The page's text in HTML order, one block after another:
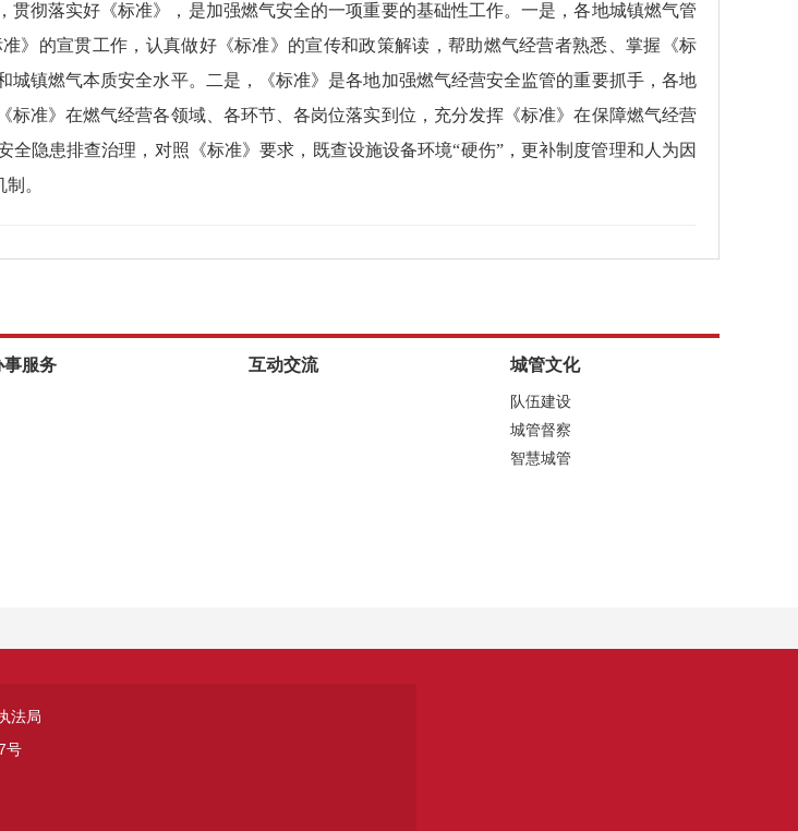
彻落实好《标准》，是加强燃气安全的一项重要的基础性工作。一是，各地城镇燃气管
》的宣贯工作，认真做好《标准》的宣传和政策解读，帮助燃气经营者熟悉、掌握《标
镇燃气本质安全水平。二是，《标准》是各地加强燃气经营安全监管的重要抓手，各地
准》在燃气经营各领域、各环节、各岗位落实到位，充分发挥《标准》在保障燃气经营
隐患排查治理，对照《标准》要求，既查设施设备环境“硬伤”，更补制度管理和人为因
。
事服务 互动交流 城管文化
队伍建设
城管督察
智慧城管
法局
号